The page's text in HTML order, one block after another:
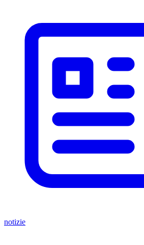
notizie